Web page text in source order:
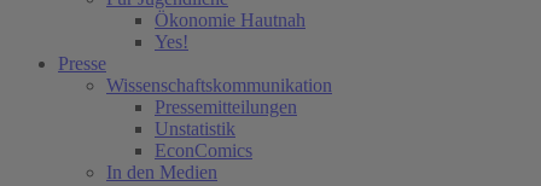
Ökonomie Hautnah
Yes!
Presse
Wissenschaftskommunikation
Pressemitteilungen
Unstatistik
EconComics
In den Medien